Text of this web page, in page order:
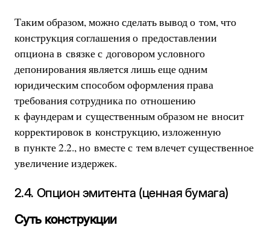
Таким образом, можно сделать вывод о том, что
конструкция соглашения о предоставлении
опциона в связке с договором условного
депонирования является лишь еще одним
юридическим способом оформления права
требования сотрудника по отношению
к фаундерам и существенным образом не вносит
корректировок в конструкцию, изложенную
в пункте 2.2., но вместе с тем влечет существенное
увеличение издержек.
2.4. Опцион эмитента (ценная бумага)
Суть конструкции